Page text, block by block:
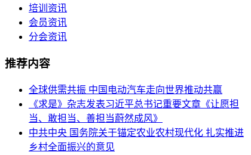
培训资讯
会员资讯
分会资讯
推荐内容
全球供需共振 中国电动汽车走向世界推动共赢
《求是》杂志发表习近平总书记重要文章《让愿担
当、敢担当、善担当蔚然成风》
中共中央 国务院关于锚定农业农村现代化 扎实推进
乡村全面振兴的意见